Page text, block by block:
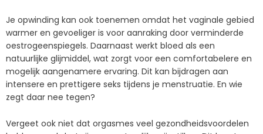
Je opwinding kan ook toenemen omdat het vaginale gebied
warmer en gevoeliger is voor aanraking door verminderde
oestrogeenspiegels. Daarnaast werkt bloed als een
natuurlijke glijmiddel, wat zorgt voor een comfortabelere en
mogelijk aangenamere ervaring. Dit kan bijdragen aan
intensere en prettigere seks tijdens je menstruatie. En wie
zegt daar nee tegen?
Vergeet ook niet dat orgasmes veel gezondheidsvoordelen